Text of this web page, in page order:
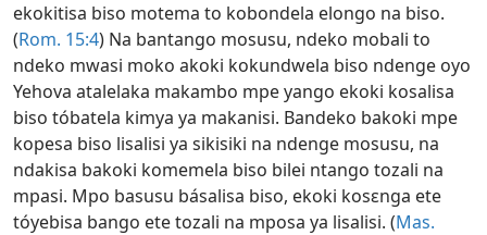
ekokitisa biso motema to kobondela elongo na biso.
(Rom. 15:4) Na bantango mosusu, ndeko mobali to
ndeko mwasi moko akoki kokundwela biso ndenge oyo
Yehova atalelaka makambo mpe yango ekoki kosalisa
biso tóbatela kimya ya makanisi. Bandeko bakoki mpe
kopesa biso lisalisi ya sikisiki na ndenge mosusu, na
ndakisa bakoki komemela biso bilei ntango tozali na
mpasi. Mpo basusu básalisa biso, ekoki kosɛnga ete
tóyebisa bango ete tozali na mposa ya lisalisi. (Mas.